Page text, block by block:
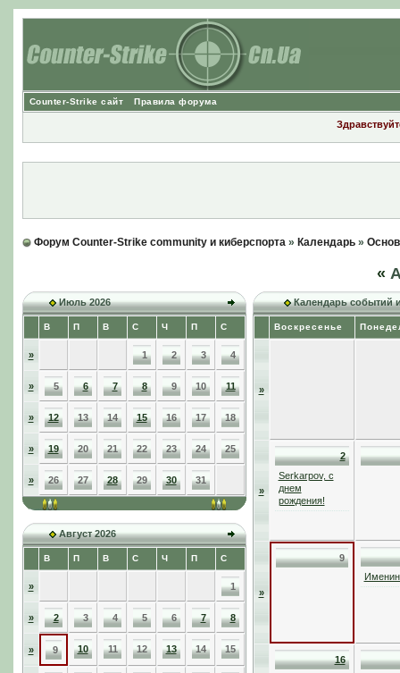
Counter-Strike сайт Правила форума
Форум Counter-Strike community и киберспорта» Календарь»
«
Июль 2026
В П В С Ч П С
» 1 2 3 4
» 5 6 7 8 9 10 11
» 12 13 14 15 16 17 18
» 19 20 21 22 23 24 25
» 26 27 28 29 30 31
Август 2026
В П В С Ч П С
» 1
» 2 3 4 5 6 7 8
» 9 10 11 12 13 14 15
Календарь событий
Воскресенье
»
»
2
Serkarpov, с
днем
рождения!
»
9
16